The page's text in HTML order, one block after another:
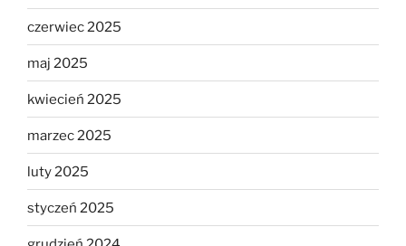
czerwiec 2025
maj 2025
kwiecień 2025
marzec 2025
luty 2025
styczeń 2025